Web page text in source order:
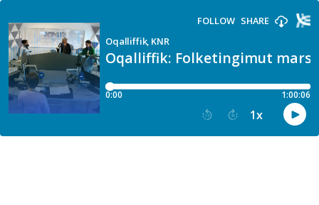
Oqalliffik: Folketingimut
Oqalliffik, KNR
FOLLOW SHARE
0:00 1:00:06
15 30 1x